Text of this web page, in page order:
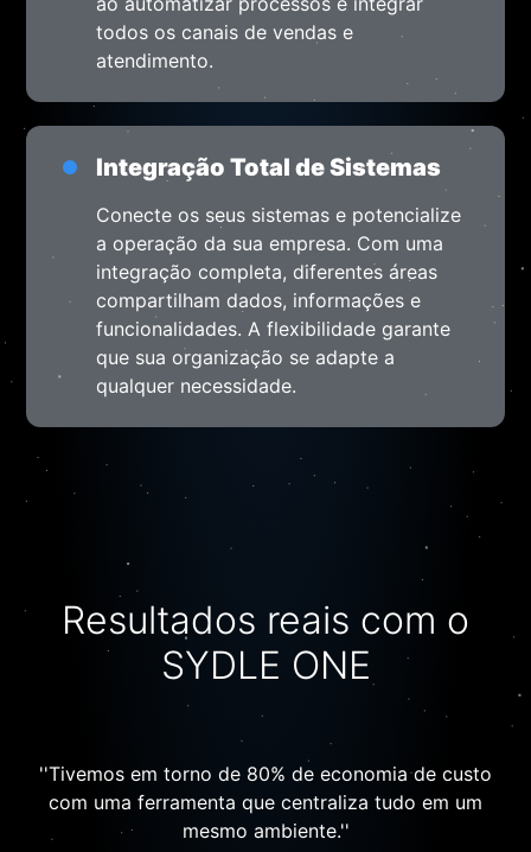
Resultados reais com o
SYDLE ONE
''Tivemos em torno de 80% de economia de custo
com uma ferramenta que centraliza tudo em um
mesmo ambiente.''